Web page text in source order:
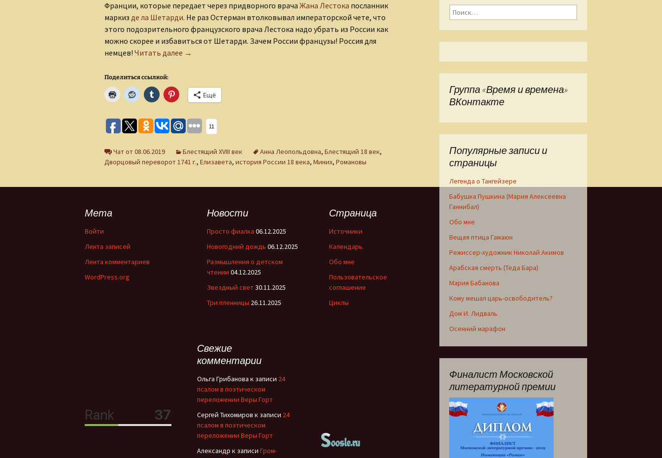
Непостижимая Индия
Окно в античный мир
По страницам
несъедобном
Рождение Медного
Всадника
Романовы
Русские иконы
Судьбы XIX века
Франции, которые передает через придворного врача Жана Лестока посланник
маркиз де ла Шетарди. Не раз Остерман втолковывал императорской чете, что
этого подозрительного французского врача Лестока надо убрать из России как
можно скорее и избавиться от Шетарди. Зачем России французы! Россия для
немцев! Читать далее Звездный час дщери Петровой. (Дворцовый переворот 1741 г.)
→
Поделиться ссылкой:
Ещё
11
Чат от 08.06.2019 Блестящий XVIII век Анна Леопольдовна, Блестящий 18 век,
Дворцовый переворот 1741 г., Елизавета, история России 18 века, Миних, Романовы
Найти:
Группа «Время и времена»
ВКонтакте
Популярные записи и
страницы
Легенда о Тангейзере
Бабушка Пушкина (Мария Алексеевна
Ганнибал)
Обо мне
Вещая птица Гамаюн
Режиссер-художник Николай Акимов
Арабская смерть (Теда Бара)
Мария Бабанова
Кому мешал царь-освободитель?
Дом И. Лидваль
Осенний марафон
Финалист Московской
литературной премии
Мета
Войти
Лента записей
Лента комментариев
WordPress.org
Новости
Просто фиалка 06.12.2025
Новогодний дождь 06.12.2025
Размышления о детском
чтении 04.12.2025
Звездный свет30.11.2025
Три пленницы 26.11.2025
Страница
Источники
Календарь.
Обо мне
Пользовательское
соглашение
Циклы
Свежие
комментарии
Ольга Грибанова к записи 24
псалом в поэтическом
переложении Веры Горт
Сергей Тихомиров к записи 24
псалом в поэтическом
переложении Веры Горт
Александр к записи Гром-